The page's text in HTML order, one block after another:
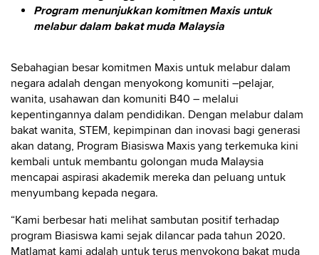
Program menunjukkan komitmen Maxis untuk
melabur dalam bakat muda Malaysia
Sebahagian besar komitmen Maxis untuk melabur dalam
negara adalah dengan menyokong komuniti –pelajar,
wanita, usahawan dan komuniti B40 – melalui
kepentingannya dalam pendidikan. Dengan melabur dalam
bakat wanita, STEM, kepimpinan dan inovasi bagi generasi
akan datang, Program Biasiswa Maxis yang terkemuka kini
kembali untuk membantu golongan muda Malaysia
mencapai aspirasi akademik mereka dan peluang untuk
menyumbang kepada negara.
“Kami berbesar hati melihat sambutan positif terhadap
program Biasiswa kami sejak dilancar pada tahun 2020.
Matlamat kami adalah untuk terus menyokong bakat muda